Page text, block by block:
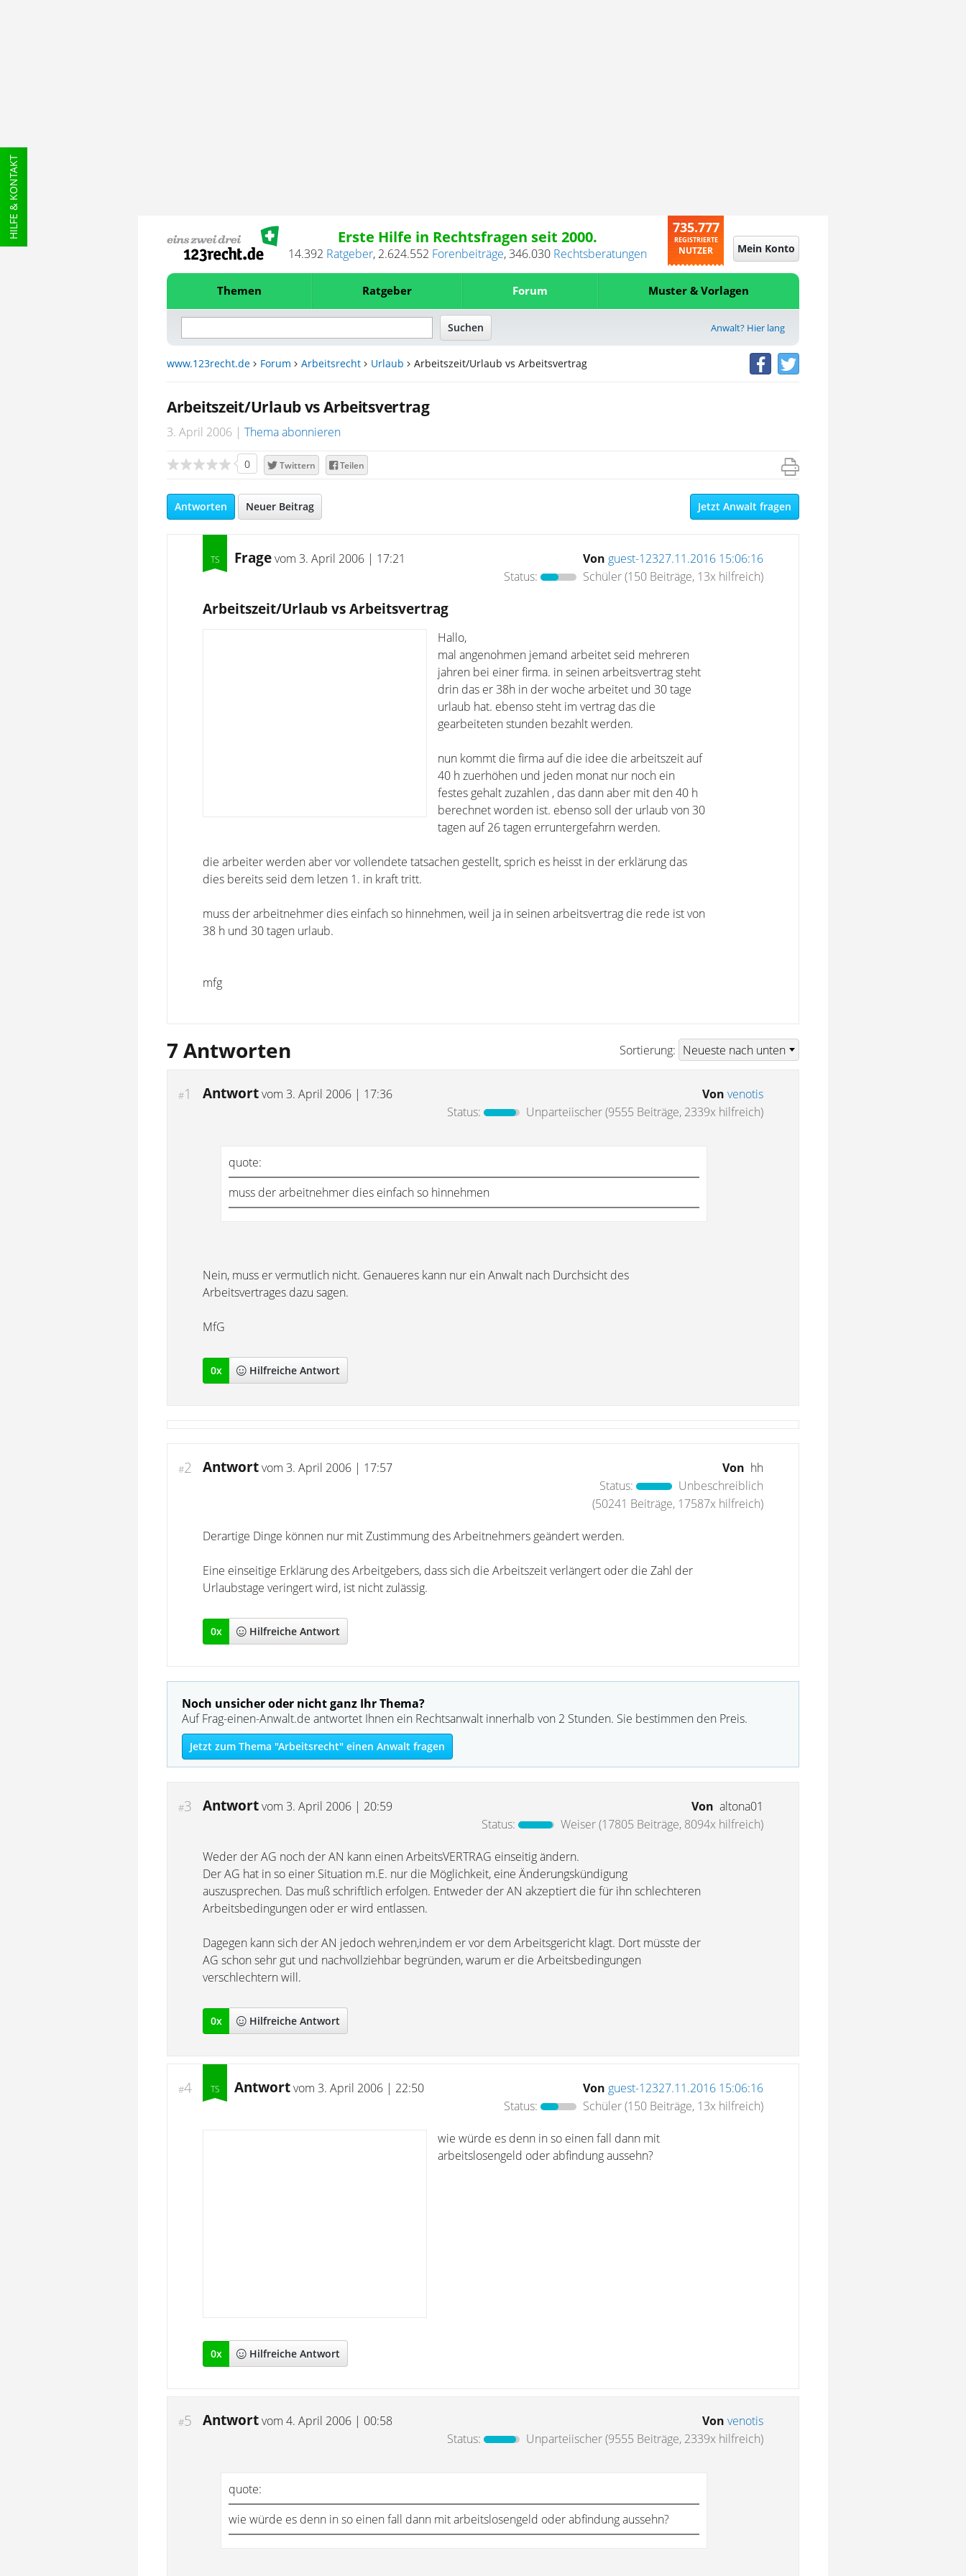
HILFE & KONTAKT Erste Hilfe in Rechtsfragen seit 2000.
14.392 Ratgeber, 2.624.552 Forenbeiträge,346.030 Rechtsberatungen
735.777
REGISTRIERTE
NUTZER Mein Konto
Themen Ratgeber Forum Muster & Vorlagen
Anwalt? Hier lang
www.123recht.de Forum Arbeitsrecht Urlaub Arbeitszeit/Urlaub vs Arbeitsvertrag
Arbeitszeit/Urlaub vs Arbeitsvertrag
3. April 2006 Thema abonnieren
0 Twittern Teilen
Antworten Neuer Beitrag Jetzt Anwalt fragen
Fragevom 3. April 2006 | 17:21 Von guest-12327.11.2016 15:06:16
Status:
Schüler(150 Beiträge, 13x hilfreich)
Arbeitszeit/Urlaub vs Arbeitsvertrag
Hallo,
mal angenohmen jemand arbeitet seid mehreren
jahren bei einer firma. in seinen arbeitsvertrag steht
drin das er 38h in der woche arbeitet und 30 tage
urlaub hat. ebenso steht im vertrag das die
gearbeiteten stunden bezahlt werden.
nun kommt die firma auf die idee die arbeitszeit auf
40 h zuerhöhen und jeden monat nur noch ein
festes gehalt zuzahlen , das dann aber mit den 40 h
berechnet worden ist. ebenso soll der urlaub von 30
tagen auf 26 tagen erruntergefahrn werden.
die arbeiter werden aber vor vollendete tatsachen gestellt, sprich es heisst in der erklärung das
dies bereits seid dem letzen 1. in kraft tritt.
muss der arbeitnehmer dies einfach so hinnehmen, weil ja in seinen arbeitsvertrag die rede ist von
38 h und 30 tagen urlaub.
mfg
7 Antworten Sortierung:
#1 Antwortvom 3. April 2006 | 17:36 Von venotis
Status:
Unparteiischer(9555 Beiträge, 2339x hilfreich)
quote:
muss der arbeitnehmer dies einfach so hinnehmen
Nein, muss er vermutlich nicht. Genaueres kann nur ein Anwalt nach Durchsicht des
Arbeitsvertrages dazu sagen.
MfG
0x Hilfreiche Antwort
#2 Antwortvom 3. April 2006 | 17:57 Von hh
Status:
Unbeschreiblich
(50241 Beiträge, 17587x hilfreich)
Derartige Dinge können nur mit Zustimmung des Arbeitnehmers geändert werden.
Eine einseitige Erklärung des Arbeitgebers, dass sich die Arbeitszeit verlängert oder die Zahl der
Urlaubstage veringert wird, ist nicht zulässig.
0x Hilfreiche Antwort
Noch unsicher oder nicht ganz Ihr Thema?
Auf Frag-einen-Anwalt.de antwortet Ihnen ein Rechtsanwalt innerhalb von 2 Stunden. Sie bestimmen den Preis.
Jetzt zum Thema "Arbeitsrecht" einen Anwalt fragen
#3 Antwortvom 3. April 2006 | 20:59 Von altona01
Status:
Weiser(17805 Beiträge, 8094x hilfreich)
Weder der AG noch der AN kann einen ArbeitsVERTRAG einseitig ändern.
Der AG hat in so einer Situation m.E. nur die Möglichkeit, eine Änderungskündigung
auszusprechen. Das muß schriftlich erfolgen. Entweder der AN akzeptiert die für ihn schlechteren
Arbeitsbedingungen oder er wird entlassen.
Dagegen kann sich der AN jedoch wehren,indem er vor dem Arbeitsgericht klagt. Dort müsste der
AG schon sehr gut und nachvollziehbar begründen, warum er die Arbeitsbedingungen
verschlechtern will.
0x Hilfreiche Antwort
#4 Antwortvom 3. April 2006 | 22:50 Von guest-12327.11.2016 15:06:16
Status:
Schüler(150 Beiträge, 13x hilfreich)
wie würde es denn in so einen fall dann mit
arbeitslosengeld oder abfindung aussehn?
0x Hilfreiche Antwort
#5 Antwortvom 4. April 2006 | 00:58 Von venotis
Status:
Unparteiischer(9555 Beiträge, 2339x hilfreich)
quote:
wie würde es denn in so einen fall dann mit arbeitslosengeld oder abfindung aussehn?